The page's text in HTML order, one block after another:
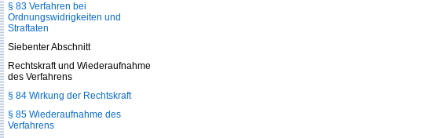
§ 83 Verfahren bei
Ordnungswidrigkeiten und
Straftaten
Siebenter Abschnitt
Rechtskraft und Wiederaufnahme
des Verfahrens
§ 84 Wirkung der Rechtskraft
§ 85 Wiederaufnahme des
Verfahrens